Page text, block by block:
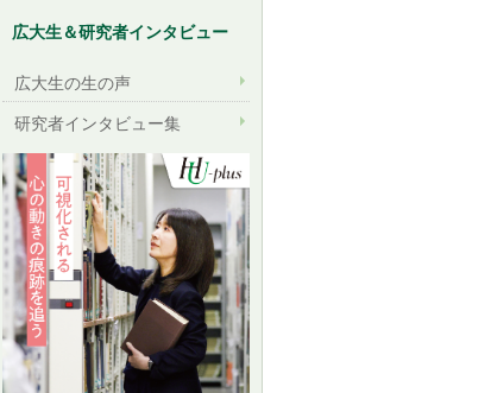
広大生＆研究者インタビュー
広大生の生の声
研究者インタビュー集